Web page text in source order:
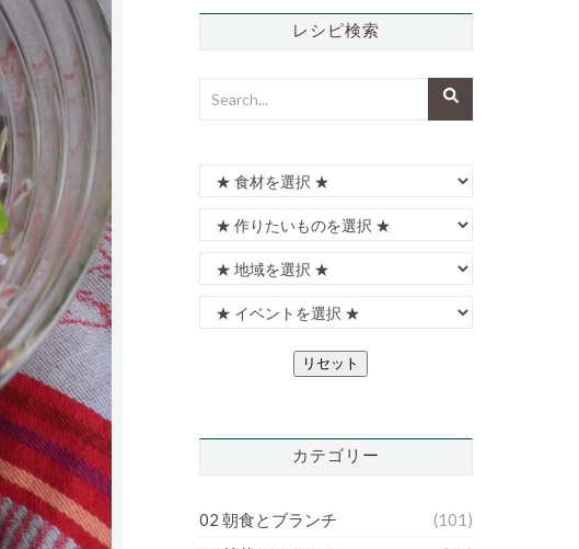
レシピ検索
リセット
カテゴリー
02 朝食とブランチ
(101)